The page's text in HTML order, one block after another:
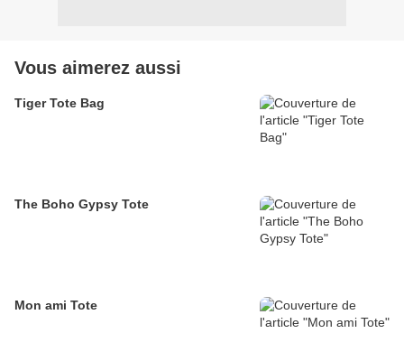
Vous aimerez aussi
Tiger Tote Bag
The Boho Gypsy Tote
Mon ami Tote